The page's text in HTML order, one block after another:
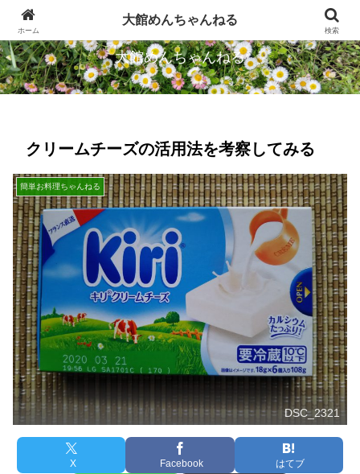
忠犬ハチ公のふるさとから発信します
大館めんちゃんねる
クリームチーズの活用法を考察してみる
簡単お料理ちゃんねる
DSC_2321
X Facebook はてブ
ホーム
大館めんちゃんねる
検索